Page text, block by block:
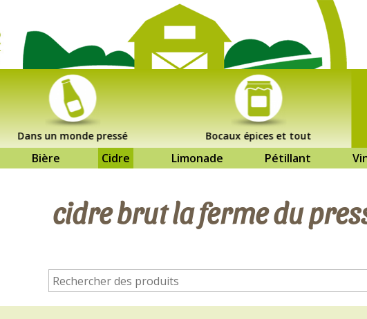
Dans un monde pressé Bocaux épices et tout
Bière Cidre Limonade Pétillant
cidre brut la ferme du